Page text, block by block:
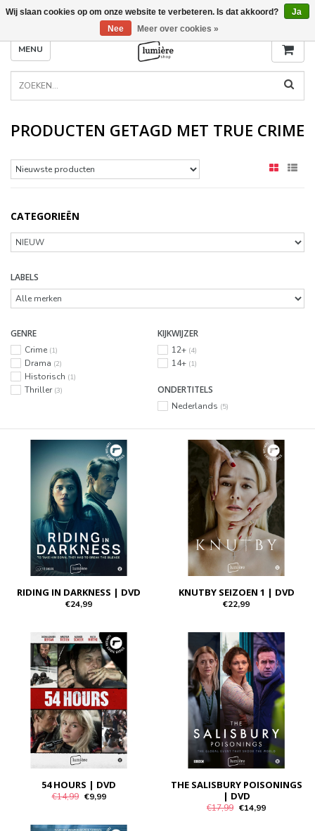
MENU
PRODUCTEN GETAGD MET TRUE CRIME
CATEGORIEËN
LABELS
GENRE
Crime (1)
Drama (2)
Historisch (1)
Thriller (3)
KIJKWIJZER
12+ (4)
14+ (1)
ONDERTITELS
Nederlands (5)
RIDING IN DARKNESS | DVD
€24,99
KNUTBY SEIZOEN 1 | DVD
€22,99
54 HOURS | DVD
€14,99 €9,99
THE SALISBURY POISONINGS
| DVD
€17,99 €14,99
Wij slaan cookies op om onze website te verbeteren. Is dat akkoord?
Ja
Nee
Meer over cookies »